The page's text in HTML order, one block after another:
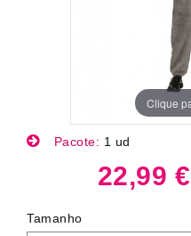
Clique
Pacote: 1 ud
22,99 €
Tamanho